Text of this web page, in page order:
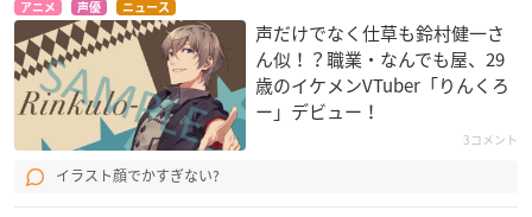
アニメ 声優 ニュース
声だけでなく仕草も鈴村健一さ
ん似！？職業・なんでも屋、29
歳のイケメンVTuber「りんくろ
ー」デビュー！
3コメント
イラスト顔でかすぎない?